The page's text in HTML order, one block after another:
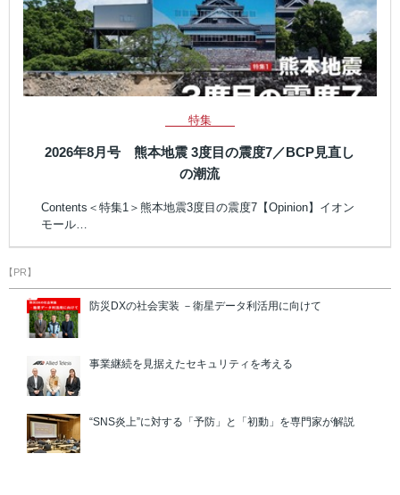
特集
2026年8月号 熊本地震 3度目の震度7／BCP見直し
の潮流
Contents＜特集1＞熊本地震3度目の震度7【Opinion】イオン
モール…
【PR】
防災DXの社会実装 －衛星データ利活用に向けて
事業継続を見据えたセキュリティを考える
“SNS炎上”に対する「予防」と「初動」を専門家が解説